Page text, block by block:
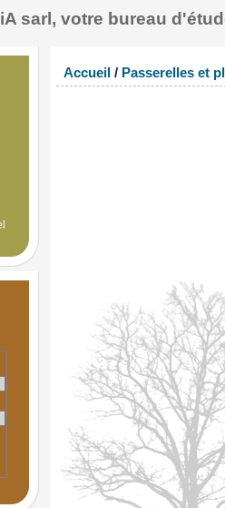
sarl, votre bureau
Accueil/ Passerelles et